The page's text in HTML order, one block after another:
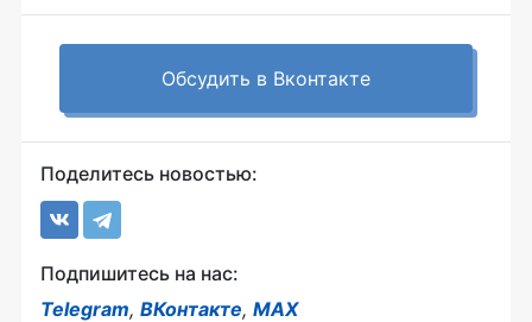
Обсудить в Вконтакте
Поделитесь новостью:
Подпишитесь на нас:
Telegram, ВКонтакте, MAX